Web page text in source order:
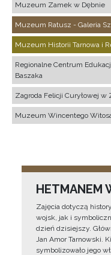
Muzeum Zamek w Dębnie
Muzeum Ratusz - Galeria
Muzeum Historii Tarnowa i
Regionalne Centrum
Baszaka
Zagroda Felicji Curyłowej w
Muzeum Wincentego
HETMANEM
Zajęcia dotyczą
wojsk, jak i
dzień dzisiejszy.
Jan Amor Tarnowski.
symbolizowało jego